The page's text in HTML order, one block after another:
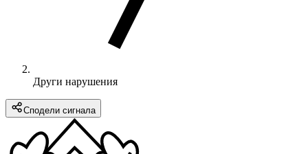
Други нарушения
Сподели сигнала